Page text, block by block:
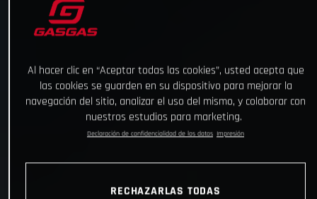
Al hacer clic en “Aceptar todas las cookies”, usted acepta que
las cookies se guarden en su dispositivo para mejorar la
navegación del sitio, analizar el uso del mismo, y colaborar con
nuestros estudios para marketing.
Declaración de confidencialidad de los datos Impresión
RECHAZARLAS TODAS